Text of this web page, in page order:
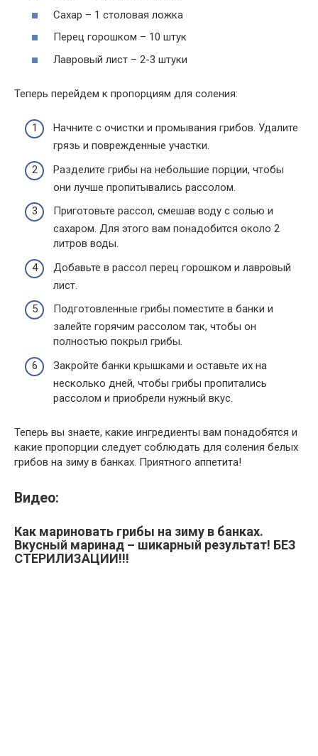
Сахар – 1 столовая ложка
Перец горошком – 10 штук
Лавровый лист – 2-3 штуки
Теперь перейдем к пропорциям для соления:
Начните с очистки и промывания грибов. Удалите
грязь и поврежденные участки.
Разделите грибы на небольшие порции, чтобы
они лучше пропитывались рассолом.
Приготовьте рассол, смешав воду с солью и
сахаром. Для этого вам понадобится около 2
литров воды.
Добавьте в рассол перец горошком и лавровый
лист.
Подготовленные грибы поместите в банки и
залейте горячим рассолом так, чтобы он
полностью покрыл грибы.
Закройте банки крышками и оставьте их на
несколько дней, чтобы грибы пропитались
рассолом и приобрели нужный вкус.
Теперь вы знаете, какие ингредиенты вам понадобятся и
какие пропорции следует соблюдать для соления белых
грибов на зиму в банках. Приятного аппетита!
Видео:
Как мариновать грибы на зиму в банках.
Вкусный маринад – шикарный результат! БЕЗ
СТЕРИЛИЗАЦИИ!!!